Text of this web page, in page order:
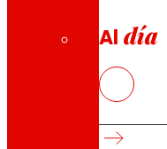
Al día